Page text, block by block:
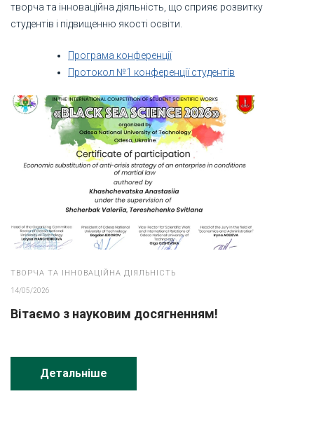
творча та інноваційна діяльність, що сприяє розвитку
студентів і підвищенню якості освіти.
Програма конференції
Протокол №1 конференції студентів
ТВОРЧА ТА ІННОВАЦІЙНА ДІЯЛЬНІСТЬ
14/05/2026
Вітаємо з науковим досягненням!
Детальніше